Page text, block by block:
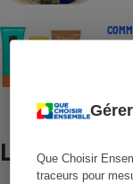
Que Choisir
traceurs pour
Lire aussi